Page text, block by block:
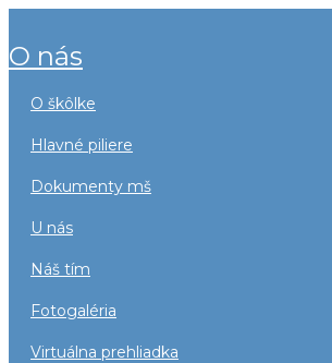
o nás
o škôlke
hlavné piliere
dokumenty mš
u nás
náš tím
fotogaléria
virtuálna prehliadka